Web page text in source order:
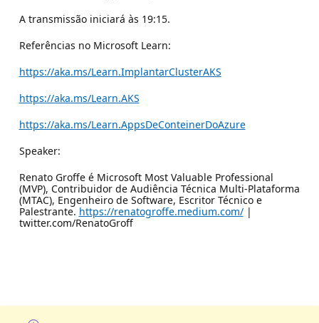
A transmissão iniciará às 19:15.
Referências no Microsoft Learn:
https://aka.ms/Learn.ImplantarClusterAKS
https://aka.ms/Learn.AKS
https://aka.ms/Learn.AppsDeConteinerDoAzure
Speaker:
Renato Groffe é Microsoft Most Valuable Professional
(MVP), Contribuidor de Audiência Técnica Multi-Plataforma
(MTAC), Engenheiro de Software, Escritor Técnico e
Palestrante. https://renatogroffe.medium.com/|
twitter.com/RenatoGroff